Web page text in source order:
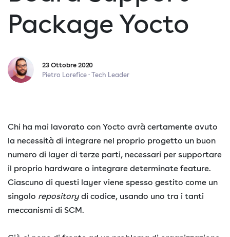
Package Yocto
23 Ottobre 2020
Pietro Lorefice · Tech Leader
Chi ha mai lavorato con Yocto avrà certamente avuto
la necessità di integrare nel proprio progetto un buon
numero di layer di terze parti, necessari per supportare
il proprio hardware o integrare determinate feature.
Ciascuno di questi layer viene spesso gestito come un
singolo repositorydi codice, usando uno tra i tanti
meccanismi di SCM.